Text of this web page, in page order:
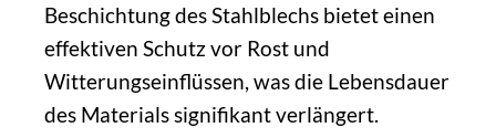
Beschichtung des Stahlblechs bietet einen
effektiven Schutz vor Rost und
Witterungseinflüssen, was die Lebensdauer
des Materials signifikant verlängert.